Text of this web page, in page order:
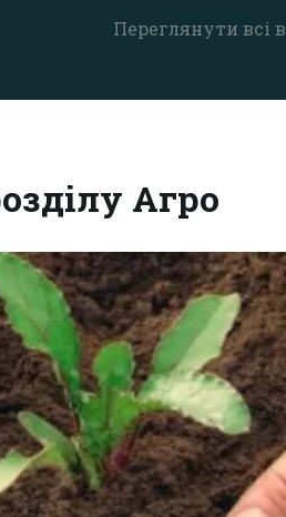
Переглянути всі
Агро